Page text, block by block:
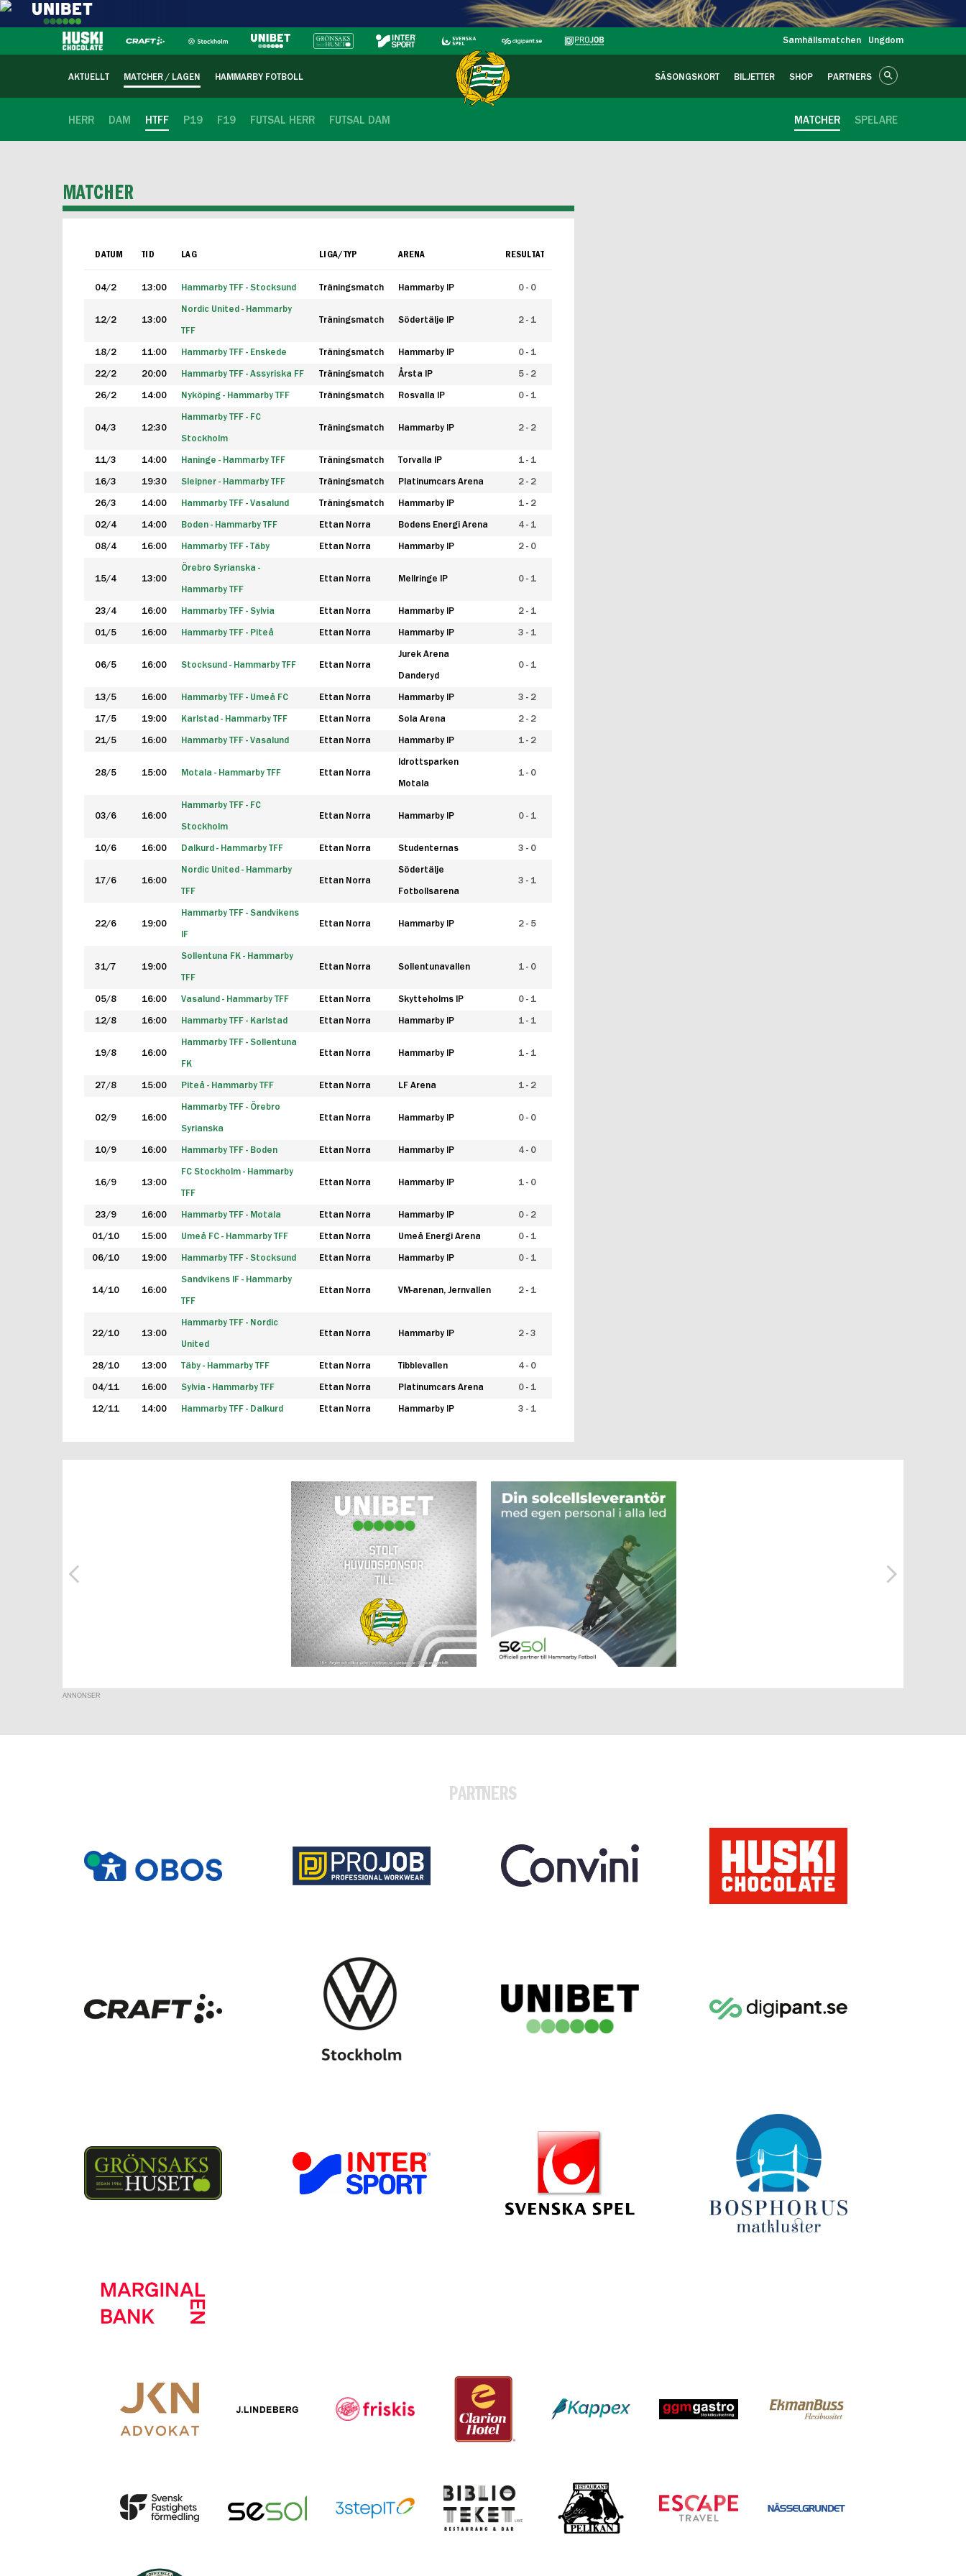
Samhällsmatchen Ungdom
AKTUELLT MATCHER / LAGEN HAMMARBY FOTBOLL SÄSONGSKORT BILJETTER SHOP PARTNERS
HERR DAM HTFF P19 F19 FUTSAL HERR FUTSAL DAM SPELARE
MATCHER
MATCHER
DATUM TID LAG LIGA/TYP ARENA RESULTAT
04/2 13:00 Hammarby TFF - Stocksund Träningsmatch Hammarby IP 0 - 0
12/2 13:00
Nordic United - Hammarby
TFF
Träningsmatch Södertälje IP 2 - 1
18/2 11:00 Hammarby TFF - Enskede Träningsmatch Hammarby IP 0 - 1
22/2 20:00 Hammarby TFF - Assyriska FF Träningsmatch Årsta IP 5 - 2
26/2 14:00 Nyköping - Hammarby TFF Träningsmatch Rosvalla IP 0 - 1
04/3 12:30
Hammarby TFF - FC
Stockholm
Träningsmatch Hammarby IP 2 - 2
11/3 14:00 Haninge - Hammarby TFF Träningsmatch Torvalla IP 1 - 1
16/3 19:30 Sleipner - Hammarby TFF Träningsmatch Platinumcars Arena 2 - 2
26/3 14:00 Hammarby TFF - Vasalund Träningsmatch Hammarby IP 1 - 2
02/4 14:00 Boden - Hammarby TFF Ettan Norra Bodens Energi Arena 4 - 1
08/4 16:00 Hammarby TFF - Täby Ettan Norra Hammarby IP 2 - 0
15/4 13:00
Örebro Syrianska -
Hammarby TFF
Ettan Norra Mellringe IP 0 - 1
23/4 16:00 Hammarby TFF - Sylvia Ettan Norra Hammarby IP 2 - 1
01/5 16:00 Hammarby TFF - Piteå Ettan Norra Hammarby IP 3 - 1
06/5 16:00 Stocksund - Hammarby TFF Ettan Norra
Jurek Arena
Danderyd
0 - 1
13/5 16:00 Hammarby TFF - Umeå FC Ettan Norra Hammarby IP 3 - 2
17/5 19:00 Karlstad - Hammarby TFF Ettan Norra Sola Arena 2 - 2
21/5 16:00 Hammarby TFF - Vasalund Ettan Norra Hammarby IP 1 - 2
28/5 15:00 Motala - Hammarby TFF Ettan Norra
Idrottsparken
Motala
1 - 0
03/6 16:00
Hammarby TFF - FC
Stockholm
Ettan Norra Hammarby IP 0 - 1
10/6 16:00 Dalkurd - Hammarby TFF Ettan Norra Studenternas 3 - 0
17/6 16:00
Nordic United - Hammarby
TFF
Ettan Norra
Södertälje
Fotbollsarena
3 - 1
22/6 19:00
Hammarby TFF - Sandvikens
IF
Ettan Norra Hammarby IP 2 - 5
31/7 19:00
Sollentuna FK - Hammarby
TFF
Ettan Norra Sollentunavallen 1 - 0
05/8 16:00 Vasalund - Hammarby TFF Ettan Norra Skytteholms IP 0 - 1
12/8 16:00 Hammarby TFF - Karlstad Ettan Norra Hammarby IP 1 - 1
19/8 16:00
Hammarby TFF - Sollentuna
FK
Ettan Norra Hammarby IP 1 - 1
27/8 15:00 Piteå - Hammarby TFF Ettan Norra LF Arena 1 - 2
02/9 16:00
Hammarby TFF - Örebro
Syrianska
Ettan Norra Hammarby IP 0 - 0
10/9 16:00 Hammarby TFF - Boden Ettan Norra Hammarby IP 4 - 0
16/9 13:00
FC Stockholm - Hammarby
TFF
Ettan Norra Hammarby IP 1 - 0
23/9 16:00 Hammarby TFF - Motala Ettan Norra Hammarby IP 0 - 2
01/10 15:00 Umeå FC - Hammarby TFF Ettan Norra Umeå Energi Arena 0 - 1
06/10 19:00 Hammarby TFF - Stocksund Ettan Norra Hammarby IP 0 - 1
14/10 16:00
Sandvikens IF - Hammarby
TFF
Ettan Norra VM-arenan, Jernvallen 2 - 1
22/10 13:00
Hammarby TFF - Nordic
United
Ettan Norra Hammarby IP 2 - 3
28/10 13:00 Täby - Hammarby TFF Ettan Norra Tibblevallen 4 - 0
04/11 16:00 Sylvia - Hammarby TFF Ettan Norra Platinumcars Arena 0 - 1
12/11 14:00 Hammarby TFF - Dalkurd Ettan Norra Hammarby IP 3 - 1
ANNONSER
PARTNERS